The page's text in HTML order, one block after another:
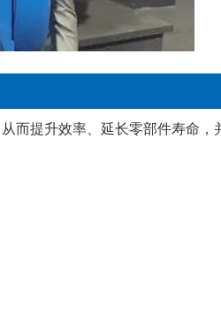
而提升效率、延长零部件寿命，